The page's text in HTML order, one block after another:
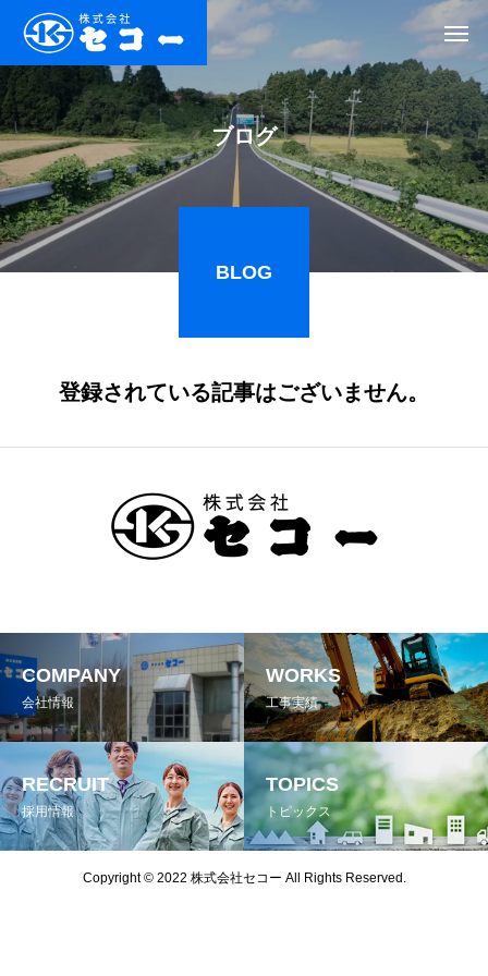
ブログ
BLOG
登録されている記事はございません。
COMPANY
会社情報
WORKS
工事実績
RECRUIT
採用情報
TOPICS
トピックス
Copyright © 2022 株式会社セコー All Rights Reserved.